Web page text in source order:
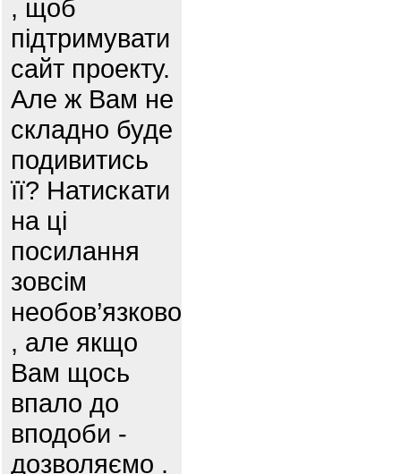
, щоб
підтримувати
сайт проекту.
Але ж Вам не
складно буде
подивитись
її? Натискати
на ці
посилання
зовсім
необов’язково
, але якщо
Вам щось
впало до
вподоби -
дозволяємо .